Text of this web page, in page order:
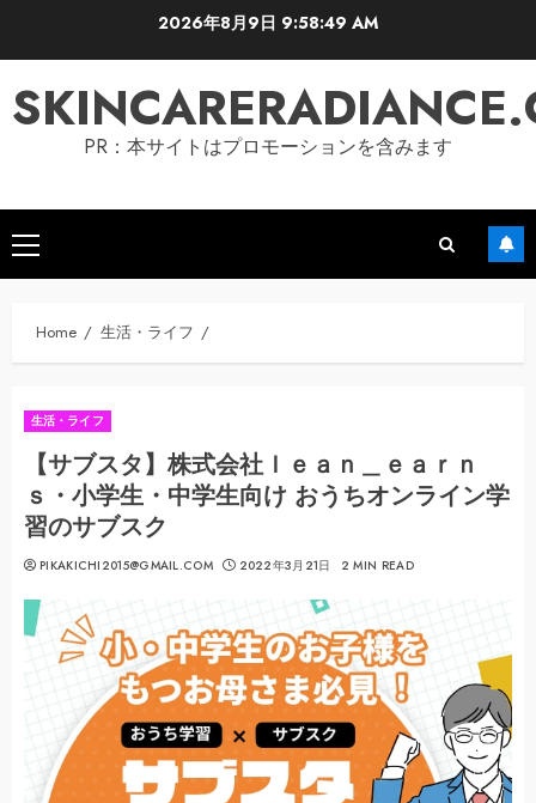
2026年8月9日 9:58:50 AM
PR：本サイトはプロモーションを含みます
Primary
Menu
Home 生活・ライフ
生活・ライフ
【サブスタ】株式会社ｌｅａｎ＿ｅａｒｎ
ｓ・小学生・中学生向け おうちオンライン学
習のサブスク
PIKAKICHI2015@GMAIL.COM 2022年3月21日 2 MIN READ